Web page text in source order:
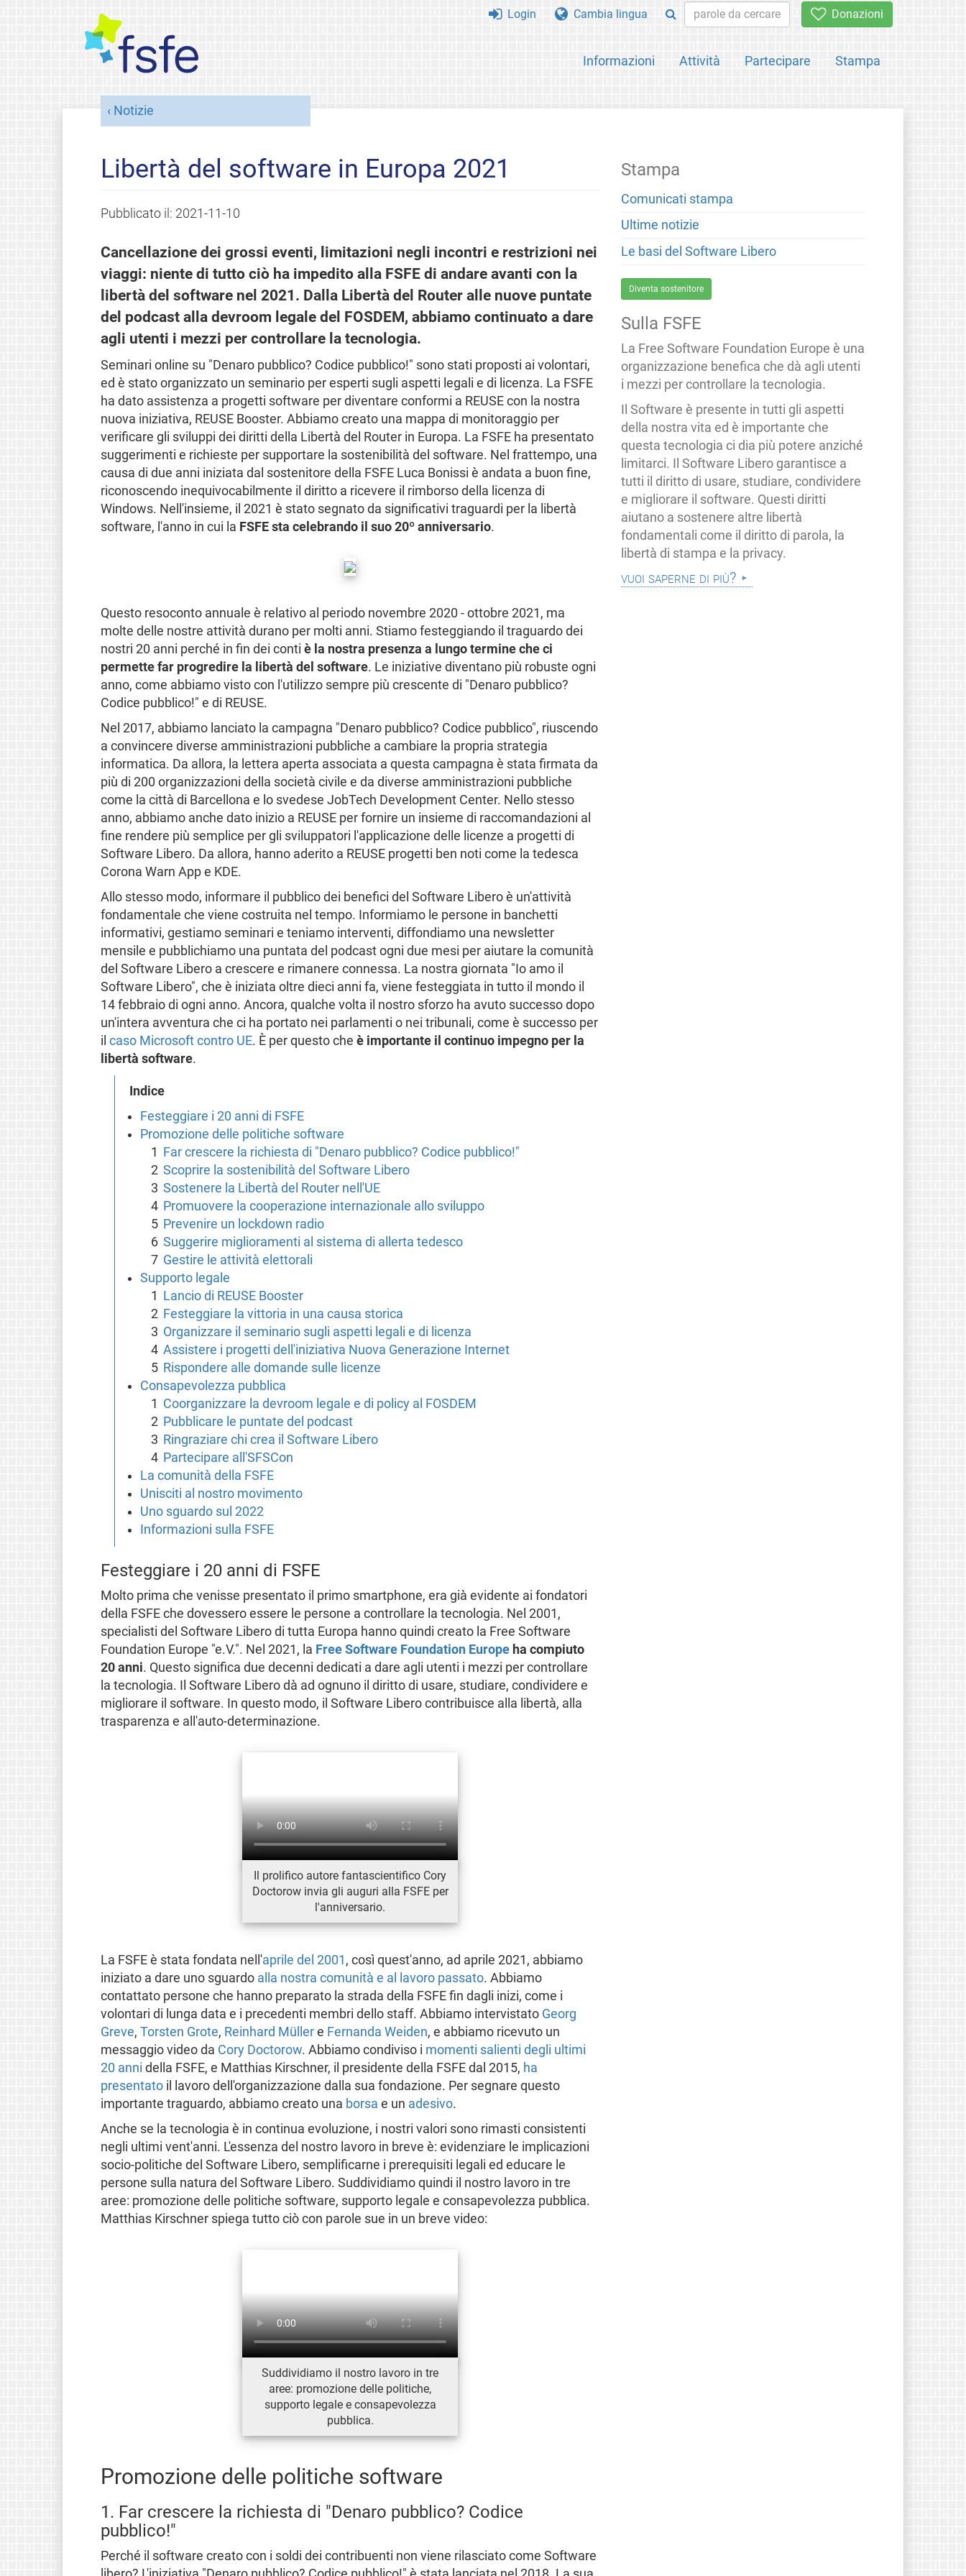
Donazioni
Informazioni Attività Partecipare Stampa
Login Cambia lingua
Notizie
Libertà del software in Europa 2021
Pubblicato il: 2021-11-10
Cancellazione dei grossi eventi, limitazioni negli incontri e restrizioni nei
viaggi: niente di tutto ciò ha impedito alla FSFE di andare avanti con la
libertà del software nel 2021. Dalla Libertà del Router alle nuove puntate
del podcast alla devroom legale del FOSDEM, abbiamo continuato a dare
agli utenti i mezzi per controllare la tecnologia.
Seminari online su "Denaro pubblico? Codice pubblico!" sono stati proposti ai volontari,
ed è stato organizzato un seminario per esperti sugli aspetti legali e di licenza. La FSFE
ha dato assistenza a progetti software per diventare conformi a REUSE con la nostra
nuova iniziativa, REUSE Booster. Abbiamo creato una mappa di monitoraggio per
verificare gli sviluppi dei diritti della Libertà del Router in Europa. La FSFE ha presentato
suggerimenti e richieste per supportare la sostenibilità del software. Nel frattempo, una
causa di due anni iniziata dal sostenitore della FSFE Luca Bonissi è andata a buon fine,
riconoscendo inequivocabilmente il diritto a ricevere il rimborso della licenza di
Windows. Nell'insieme, il 2021 è stato segnato da significativi traguardi per la libertà
software, l'anno in cui la FSFE sta celebrando il suo 20º anniversario.
Questo resoconto annuale è relativo al periodo novembre 2020 - ottobre 2021, ma
molte delle nostre attività durano per molti anni. Stiamo festeggiando il traguardo dei
nostri 20 anni perché in fin dei conti è la nostra presenza a lungo termine che ci
permette far progredire la libertà del software. Le iniziative diventano più robuste ogni
anno, come abbiamo visto con l'utilizzo sempre più crescente di "Denaro pubblico?
Codice pubblico!" e di REUSE.
Nel 2017, abbiamo lanciato la campagna "Denaro pubblico? Codice pubblico", riuscendo
a convincere diverse amministrazioni pubbliche a cambiare la propria strategia
informatica. Da allora, la lettera aperta associata a questa campagna è stata firmata da
più di 200 organizzazioni della società civile e da diverse amministrazioni pubbliche
come la città di Barcellona e lo svedese JobTech Development Center. Nello stesso
anno, abbiamo anche dato inizio a REUSE per fornire un insieme di raccomandazioni al
fine rendere più semplice per gli sviluppatori l'applicazione delle licenze a progetti di
Software Libero. Da allora, hanno aderito a REUSE progetti ben noti come la tedesca
Corona Warn App e KDE.
Allo stesso modo, informare il pubblico dei benefici del Software Libero è un'attività
fondamentale che viene costruita nel tempo. Informiamo le persone in banchetti
informativi, gestiamo seminari e teniamo interventi, diffondiamo una newsletter
mensile e pubblichiamo una puntata del podcast ogni due mesi per aiutare la comunità
del Software Libero a crescere e rimanere connessa. La nostra giornata "Io amo il
Software Libero", che è iniziata oltre dieci anni fa, viene festeggiata in tutto il mondo il
14 febbraio di ogni anno. Ancora, qualche volta il nostro sforzo ha avuto successo dopo
un'intera avventura che ci ha portato nei parlamenti o nei tribunali, come è successo per
il caso Microsoft contro UE. È per questo che è importante il continuo impegno per la
libertà software.
Indice
Festeggiare i 20 anni di FSFE
Promozione delle politiche software
Far crescere la richiesta di "Denaro pubblico? Codice pubblico!"
Scoprire la sostenibilità del Software Libero
Sostenere la Libertà del Router nell'UE
Promuovere la cooperazione internazionale allo sviluppo
Prevenire un lockdown radio
Suggerire miglioramenti al sistema di allerta tedesco
Gestire le attività elettorali
Supporto legale
Lancio di REUSE Booster
Festeggiare la vittoria in una causa storica
Organizzare il seminario sugli aspetti legali e di licenza
Assistere i progetti dell'iniziativa Nuova Generazione Internet
Rispondere alle domande sulle licenze
Consapevolezza pubblica
Coorganizzare la devroom legale e di policy al FOSDEM
Pubblicare le puntate del podcast
Ringraziare chi crea il Software Libero
Partecipare all'SFSCon
La comunità della FSFE
Unisciti al nostro movimento
Uno sguardo sul 2022
Informazioni sulla FSFE
Festeggiare i 20 anni di FSFE
Molto prima che venisse presentato il primo smartphone, era già evidente ai fondatori
della FSFE che dovessero essere le persone a controllare la tecnologia. Nel 2001,
specialisti del Software Libero di tutta Europa hanno quindi creato la Free Software
Foundation Europe "e.V.". Nel 2021, la Free Software Foundation Europeha compiuto
20 anni. Questo significa due decenni dedicati a dare agli utenti i mezzi per controllare
la tecnologia. Il Software Libero dà ad ognuno il diritto di usare, studiare, condividere e
migliorare il software. In questo modo, il Software Libero contribuisce alla libertà, alla
trasparenza e all'auto-determinazione.
Il prolifico autore fantascientifico Cory
Doctorow invia gli auguri alla FSFE per
l'anniversario.
La FSFE è stata fondata nell'aprile del 2001 , così quest'anno, ad aprile 2021, abbiamo
iniziato a dare uno sguardo alla nostra comunità e al lavoro passato. Abbiamo
contattato persone che hanno preparato la strada della FSFE fin dagli inizi, come i
volontari di lunga data e i precedenti membri dello staff. Abbiamo intervistato Georg
Greve, Torsten Grote, Reinhard Müllere Fernanda Weiden, e abbiamo ricevuto un
messaggio video da Cory Doctorow. Abbiamo condiviso i momenti salienti degli ultimi
20 anni della FSFE, e Matthias Kirschner, il presidente della FSFE dal 2015, ha
presentatoil lavoro dell'organizzazione dalla sua fondazione. Per segnare questo
importante traguardo, abbiamo creato una borsa e un adesivo.
Anche se la tecnologia è in continua evoluzione, i nostri valori sono rimasti consistenti
negli ultimi vent'anni. L'essenza del nostro lavoro in breve è: evidenziare le implicazioni
socio-politiche del Software Libero, semplificarne i prerequisiti legali ed educare le
persone sulla natura del Software Libero. Suddividiamo quindi il nostro lavoro in tre
aree: promozione delle politiche software, supporto legale e consapevolezza pubblica.
Matthias Kirschner spiega tutto ciò con parole sue in un breve video:
Suddividiamo il nostro lavoro in tre
aree: promozione delle politiche,
supporto legale e consapevolezza
pubblica.
Promozione delle politiche software
1. Far crescere la richiesta di "Denaro pubblico? Codice
pubblico!"
Perché il software creato con i soldi dei contribuenti non viene rilasciato come Software
Stampa
Comunicati stampa
Ultime notizie
Le basi del Software Libero
Diventa sostenitore
Sulla FSFE
La Free Software Foundation Europe è una
organizzazione benefica che dà agli utenti
i mezzi per controllare la tecnologia.
Il Software è presente in tutti gli aspetti
della nostra vita ed è importante che
questa tecnologia ci dia più potere anziché
limitarci. Il Software Libero garantisce a
tutti il diritto di usare, studiare, condividere
e migliorare il software. Questi diritti
aiutano a sostenere altre libertà
fondamentali come il diritto di parola, la
libertà di stampa e la privacy.
vuoi saperne di più?